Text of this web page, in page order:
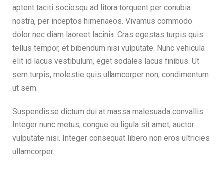
aptent taciti sociosqu ad litora torquent per conubia
nostra, per inceptos himenaeos. Vivamus commodo
dolor nec diam laoreet lacinia. Cras egestas turpis quis
tellus tempor, et bibendum nisi vulputate. Nunc vehicula
elit id lacus vestibulum, eget sodales lacus finibus. Ut
sem turpis, molestie quis ullamcorper non, condimentum
ut sem.
Suspendisse dictum dui at massa malesuada convallis.
Integer nunc metus, congue eu ligula sit amet, auctor
vulputate nisi. Integer consequat libero non eros ultricies
ullamcorper.